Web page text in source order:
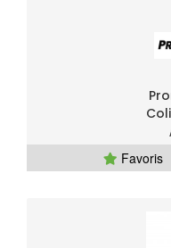
Favoris